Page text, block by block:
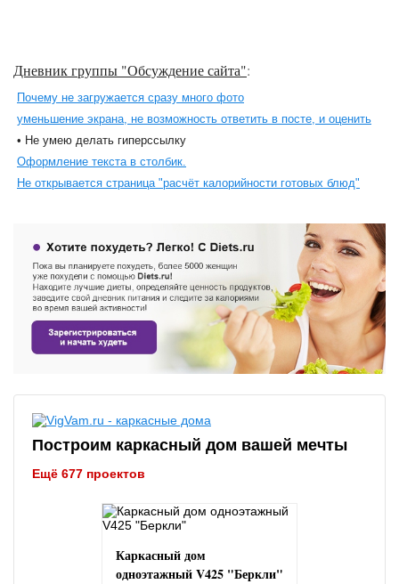
Дневник группы "Обсуждение сайта":
Почему не загружается сразу много фото
уменьшение экрана, не возможность ответить в посте, и оценить
• Не умею делать гиперссылку
Оформление текста в столбик.
Не открывается страница "расчёт калорийности готовых блюд"
Построим каркасный дом вашей мечты
Ещё 677 проектов
Каркасный дом
одноэтажный V425 "Беркли"